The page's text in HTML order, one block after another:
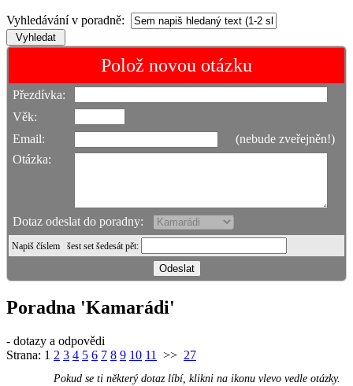
Vyhledávání v poradně:
Polož novou otázku
Přezdívka:
Věk:
Email:
(nebude zveřejněn!)
Otázka:
Dotaz odeslat do poradny:
Napiš číslem šest set šedesát pět:
Poradna 'Kamarádi'
- dotazy a odpovědi
Strana: 1 2 3 4 5 6 7 8 9 10 11 >> 27
Pokud se ti některý dotaz líbí, klikni na ikonu vlevo vedle otázky.